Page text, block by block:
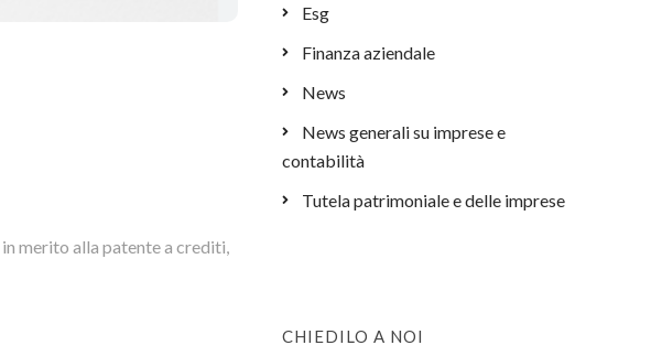
in merito alla patente a crediti,
Esg
Finanza aziendale
News
News generali su imprese e
contabilità
Tutela patrimoniale e delle imprese
CHIEDILO A NOI